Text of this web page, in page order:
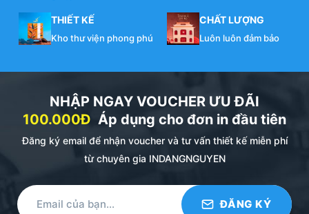
THIẾT KẾ
Kho thư viện phong phú
CHẤT LƯỢNG
Luôn luôn đảm bảo
NHẬP NGAY VOUCHER ƯU ĐÃI
100.000Đ Áp dụng cho đơn in đầu tiên
Đăng ký email để nhận voucher và tư vấn thiết kế miễn phí
từ chuyên gia INDANGNGUYEN